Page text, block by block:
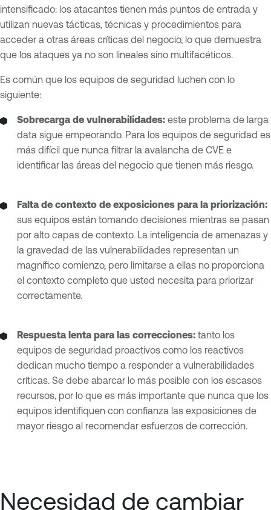
intensificado: los atacantes tienen más puntos de entrada y
utilizan nuevas tácticas, técnicas y procedimientos para
acceder a otras áreas críticas del negocio, lo que demuestra
que los ataques ya no son lineales sino multifacéticos.
Es común que los equipos de seguridad luchen con lo
siguiente:
Sobrecarga de vulnerabilidades: este problema de larga
data sigue empeorando. Para los equipos de seguridad es
más difícil que nunca filtrar la avalancha de CVE e
identificar las áreas del negocio que tienen más riesgo.
Falta de contexto de exposiciones para la priorización:
sus equipos están tomando decisiones mientras se pasan
por alto capas de contexto. La inteligencia de amenazas y
la gravedad de las vulnerabilidades representan un
magnífico comienzo, pero limitarse a ellas no proporciona
el contexto completo que usted necesita para priorizar
correctamente.
Respuesta lenta para las correcciones: tanto los
equipos de seguridad proactivos como los reactivos
dedican mucho tiempo a responder a vulnerabilidades
críticas. Se debe abarcar lo más posible con los escasos
recursos, por lo que es más importante que nunca que los
equipos identifiquen con confianza las exposiciones de
mayor riesgo al recomendar esfuerzos de corrección.
Necesidad de cambiar